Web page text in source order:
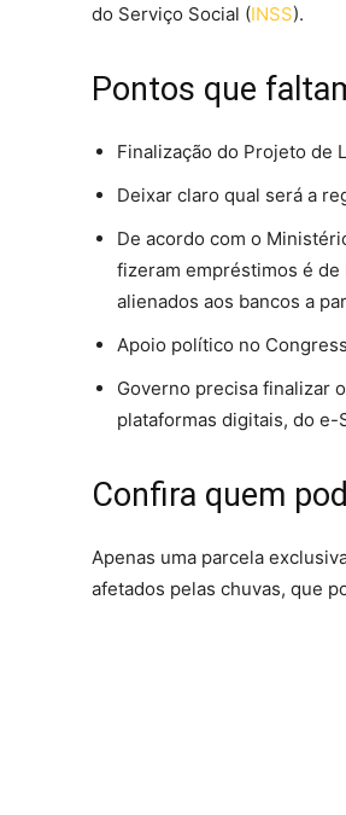
do Serviço Social (INSS).
Pontos que
Finalização do Projeto de
Deixar claro qual será a
De acordo com o
fizeram empréstimos é
alienados aos bancos a
Apoio político no
Governo precisa finalizar
plataformas digitais, do e-
Confira quem
Apenas uma parcela
afetados pelas chuvas, que